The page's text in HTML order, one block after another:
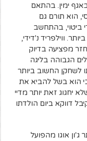
ימין. בהתאם
הוא תורם גם
ביטוי, בהתחשב
ווילפריד נ'דידי,
מפציעה בדיוק
הגבוהה בליגה
לשחקן החשוב ביותר
רק בן 21, נראה כי הוא בשל להביא את
יחגוג זאת יותר מדיי
דווקא ביום הולדתו
אוגו מהפועל